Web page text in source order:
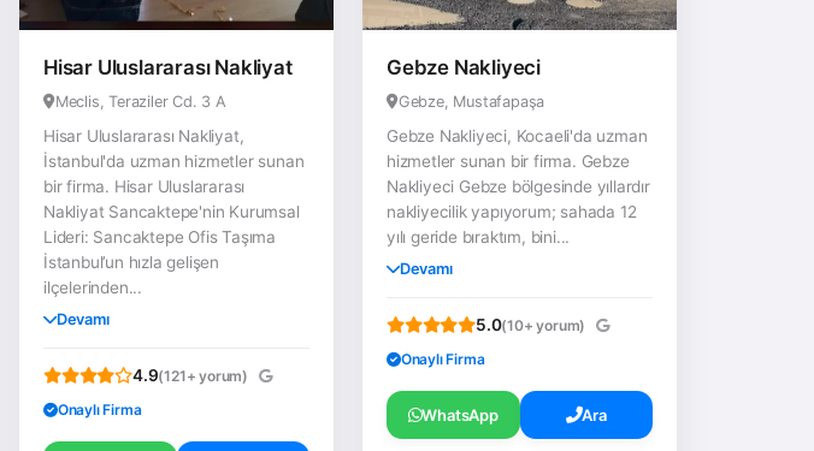
Hisar Uluslararası Nakliyat
Meclis, Teraziler Cd. 3 A
Hisar Uluslararası Nakliyat,
İstanbul'da uzman hizmetler sunan
bir firma. Hisar Uluslararası
Nakliyat Sancaktepe'nin Kurumsal
Lideri: Sancaktepe Ofis Taşıma
İstanbul’un hızla gelişen
ilçelerinden...
Devamı
4.9(121+ yorum)
Onaylı Firma
Gebze Nakliyeci
Gebze, Mustafapaşa
Gebze Nakliyeci, Kocaeli'da uzman
hizmetler sunan bir firma. Gebze
Nakliyeci Gebze bölgesinde yıllardır
nakliyecilik yapıyorum; sahada 12
yılı geride bıraktım, bini...
Devamı
5.0(10+ yorum)
Onaylı Firma
WhatsApp Ara